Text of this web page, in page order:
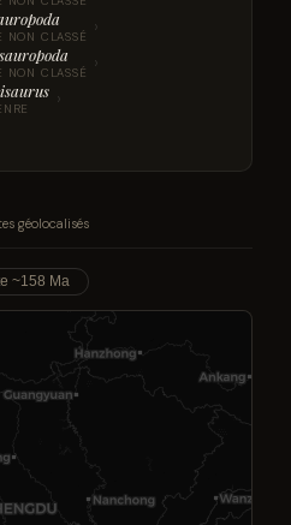
NON CLASSÉ ›
NON CLASSÉ ›
›
géolocalisés
~158 Ma